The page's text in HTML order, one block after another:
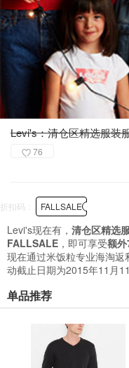
Levi's：清仓区精选服装
76
折扣码： FALLSALE
Levi's现在有， 清仓区精选
FALLSALE ，即可享受额
现在通过米饭粒专业海淘
动截止日期为2015年11月
单品推荐